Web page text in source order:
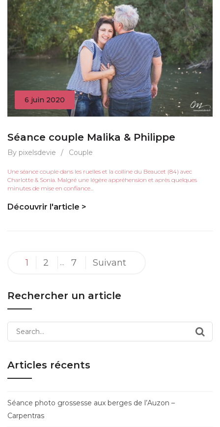
6 juin 2020
Séance couple Malika & Philippe
By pixelsdevie / Couple
Une séance couple dans les ruelles et la colline du Beaucet (84) avec
Charlotte & Sonia. Malgré une légère appréhension et après quelques
minutes de mise en confiance...
Découvrir l'article >
Pagination
1 2 … 7 Suivant
Rechercher un article
Search
for:
Articles récents
Séance photo grossesse aux berges de l’Auzon –
Carpentras